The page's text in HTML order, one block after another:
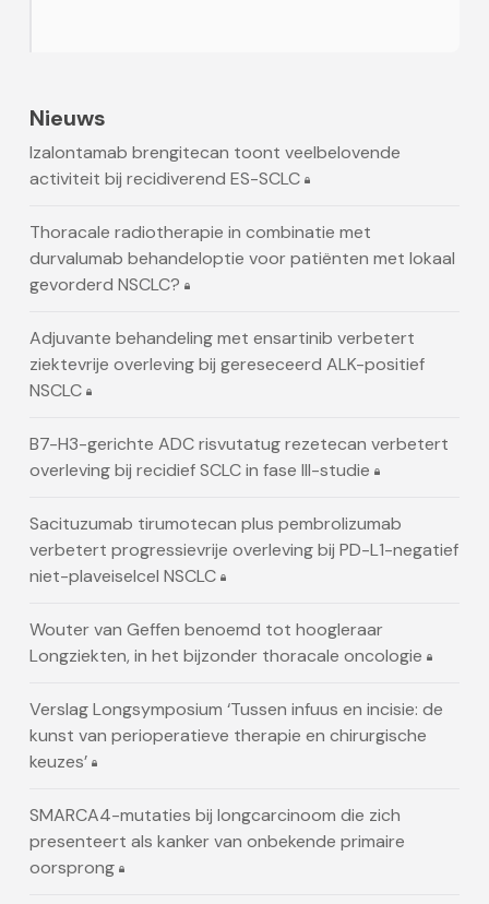
Nieuws
Izalontamab brengitecan toont veelbelovende
activiteit bij recidiverend ES-SCLC
Thoracale radiotherapie in combinatie met
durvalumab behandeloptie voor patiënten met lokaal
gevorderd NSCLC?
Adjuvante behandeling met ensartinib verbetert
ziektevrije overleving bij gereseceerd ALK-positief
NSCLC
B7-H3-gerichte ADC risvutatug rezetecan verbetert
overleving bij recidief SCLC in fase III-studie
Sacituzumab tirumotecan plus pembrolizumab
verbetert progressievrije overleving bij PD-L1-negatief
niet-plaveiselcel NSCLC
Wouter van Geffen benoemd tot hoogleraar
Longziekten, in het bijzonder thoracale oncologie
Verslag Longsymposium ‘Tussen infuus en incisie: de
kunst van perioperatieve therapie en chirurgische
keuzes’
SMARCA4-mutaties bij longcarcinoom die zich
presenteert als kanker van onbekende primaire
oorsprong